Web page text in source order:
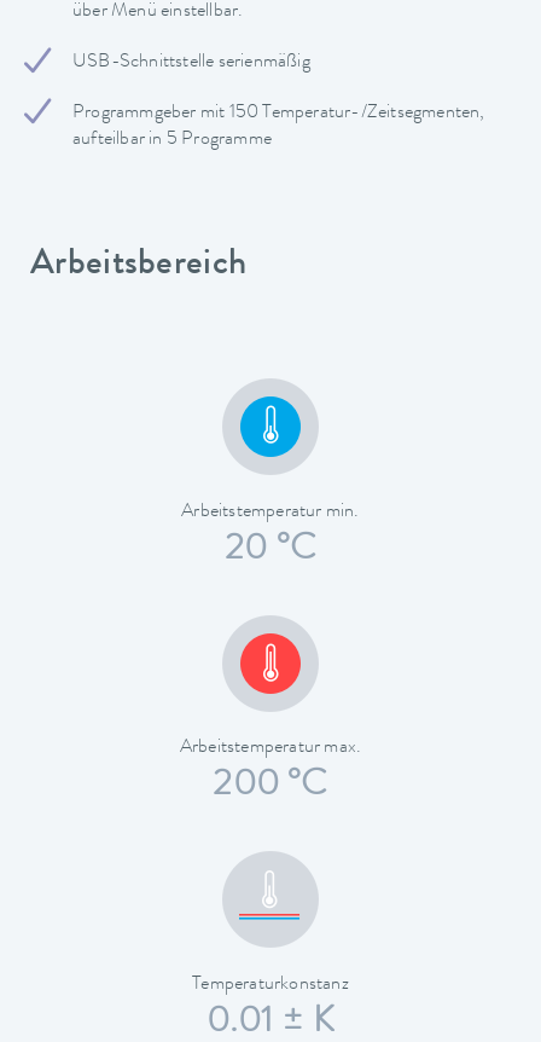
über Menü einstellbar.
USB-Schnittstelle serienmäßig
Programmgeber mit 150 Temperatur-/Zeitsegmenten,
aufteilbar in 5 Programme
Arbeitsbereich
Arbeitstemperatur min.
20 °C
Arbeitstemperatur max.
200 °C
Temperaturkonstanz
0.01 ± K